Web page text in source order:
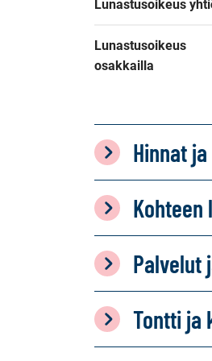
Lunastusoikeus
Lunastusoikeus
osakkailla
Hinnat
Palvelut
Tontti ja